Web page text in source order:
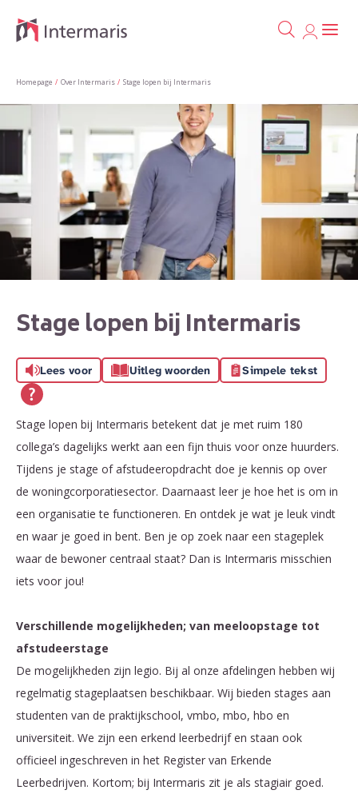
Naar hoofdinhoud
Naar hoofdnavigatiemenu
Naar zoeken
Naar de homepage Ga
Homepage Over Intermaris Stage lopen bij Intermaris
Stage lopen bij Intermaris
Lees voor Uitleg woorden Simpele tekst
Stage lopen bij Intermaris betekent dat je met ruim 180
collega’s dagelijks werkt aan een fijn thuis voor onze huurders.
Tijdens je stage of afstudeeropdracht doe je kennis op over
de woningcorporatiesector. Daarnaast leer je hoe het is om in
een organisatie te functioneren. En ontdek je wat je leuk vindt
en waar je goed in bent. Ben je op zoek naar een stageplek
waar de bewoner centraal staat? Dan is Intermaris misschien
iets voor jou!
Verschillende mogelijkheden; van meeloopstage tot
afstudeerstage
De mogelijkheden zijn legio. Bij al onze afdelingen hebben wij
regelmatig stageplaatsen beschikbaar. Wij bieden stages aan
studenten van de praktijkschool, vmbo, mbo, hbo en
universiteit. We zijn een erkend leerbedrijf en staan ook
officieel ingeschreven in het Register van Erkende
Leerbedrijven. Kortom; bij Intermaris zit je als stagiair goed.